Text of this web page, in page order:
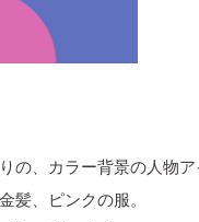
の、カラー背景の人物
髪、ピンクの服。